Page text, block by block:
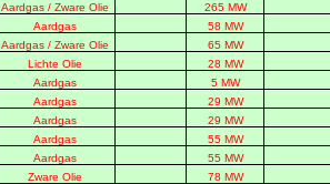
Aardgas / Zware Olie 265 MW
Aardgas 58 MW
Aardgas / Zware Olie 65 MW
Lichte Olie 28 MW
Aardgas 5 MW
Aardgas 29 MW
Aardgas 29 MW
Aardgas 55 MW
Aardgas 55 MW
Zware Olie 78 MW